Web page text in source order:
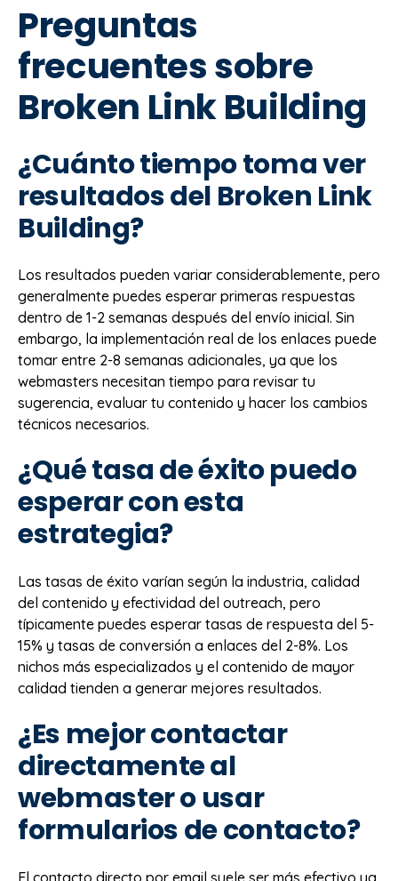
Preguntas
frecuentes sobre
Broken Link Building
¿Cuánto tiempo toma ver
resultados del Broken Link
Building?
Los resultados pueden variar considerablemente, pero
generalmente puedes esperar primeras respuestas
dentro de 1-2 semanas después del envío inicial. Sin
embargo, la implementación real de los enlaces puede
tomar entre 2-8 semanas adicionales, ya que los
webmasters necesitan tiempo para revisar tu
sugerencia, evaluar tu contenido y hacer los cambios
técnicos necesarios.
¿Qué tasa de éxito puedo
esperar con esta
estrategia?
Las tasas de éxito varían según la industria, calidad
del contenido y efectividad del outreach, pero
típicamente puedes esperar tasas de respuesta del 5-
15% y tasas de conversión a enlaces del 2-8%. Los
nichos más especializados y el contenido de mayor
calidad tienden a generar mejores resultados.
¿Es mejor contactar
directamente al
webmaster o usar
formularios de contacto?
El contacto directo por email suele ser más efectivo ya